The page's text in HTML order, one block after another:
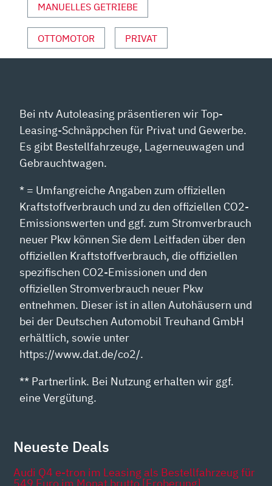
MANUELLES GETRIEBE
OTTOMOTOR PRIVAT
Bei ntv Autoleasing präsentieren wir Top-
Leasing-Schnäppchen für Privat und Gewerbe.
Es gibt Bestellfahrzeuge, Lagerneuwagen und
Gebrauchtwagen.
* = Umfangreiche Angaben zum offiziellen
Kraftstoffverbrauch und zu den offiziellen CO2-
Emissionswerten und ggf. zum Stromverbrauch
neuer Pkw können Sie dem Leitfaden über den
offiziellen Kraftstoffverbrauch, die offiziellen
spezifischen CO2-Emissionen und den
offiziellen Stromverbrauch neuer Pkw
entnehmen. Dieser ist in allen Autohäusern und
bei der Deutschen Automobil Treuhand GmbH
erhältlich, sowie unter
https://www.dat.de/co2/.
** Partnerlink. Bei Nutzung erhalten wir ggf.
eine Vergütung.
Neueste Deals
Audi Q4 e-tron im Leasing als Bestellfahrzeug für